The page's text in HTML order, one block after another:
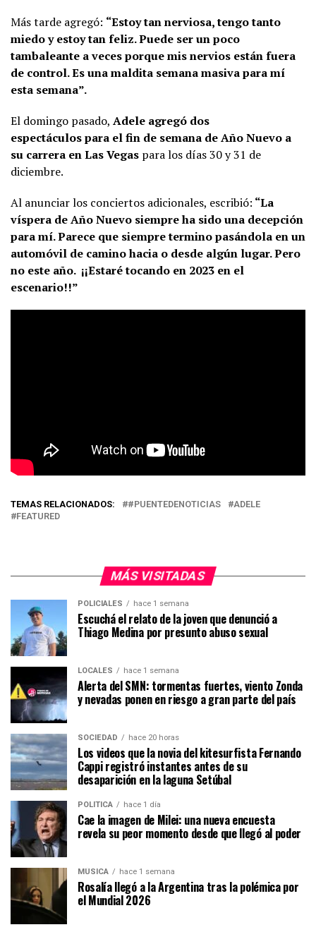
Más tarde agregó: “Estoy tan nerviosa, tengo tanto
miedo y estoy tan feliz. Puede ser un poco
tambaleante a veces porque mis nervios están fuera
de control. Es una maldita semana masiva para mí
esta semana”.
El domingo pasado, Adele agregó dos
espectáculos para el fin de semana de Año Nuevo a
su carrera en Las Vegas para los días 30 y 31 de
diciembre.
Al anunciar los conciertos adicionales, escribió: “La
víspera de Año Nuevo siempre ha sido una decepción
para mí. Parece que siempre termino pasándola en un
automóvil de camino hacia o desde algún lugar. Pero
no este año. ¡¡Estaré tocando en 2023 en el
escenario!!”
TEMAS RELACIONADOS: #PUENTEDENOTICIAS
ADELE
FEATURED
MÁS VISITADAS
POLICIALES hace 1 semana
Escuchá el relato de la joven que denunció a
Thiago Medina por presunto abuso sexual
LOCALES hace 1 semana
Alerta del SMN: tormentas fuertes, viento Zonda
y nevadas ponen en riesgo a gran parte del país
SOCIEDAD hace 20 horas
Los videos que la novia del kitesurfista Fernando
Cappi registró instantes antes de su
desaparición en la laguna Setúbal
POLÍTICA hace 1 día
Cae la imagen de Milei: una nueva encuesta
revela su peor momento desde que llegó al poder
MÚSICA hace 1 semana
Rosalía llegó a la Argentina tras la polémica por
el Mundial 2026